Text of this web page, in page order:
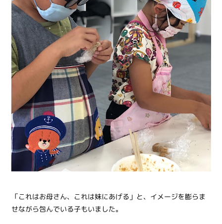
「これはお母さん、これは妹にあげる」と、イメージを膨らま
せながら包んでいる子もいました。